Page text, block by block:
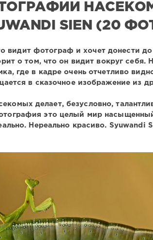
SIEN (20
видит фотограф и хочет донести
о том, что он видит вокруг себя.
где в кадре очень отчетливо
в сказочное изображение из
делает, безусловно,
это целый мир
Нереально красиво. Syuwandi